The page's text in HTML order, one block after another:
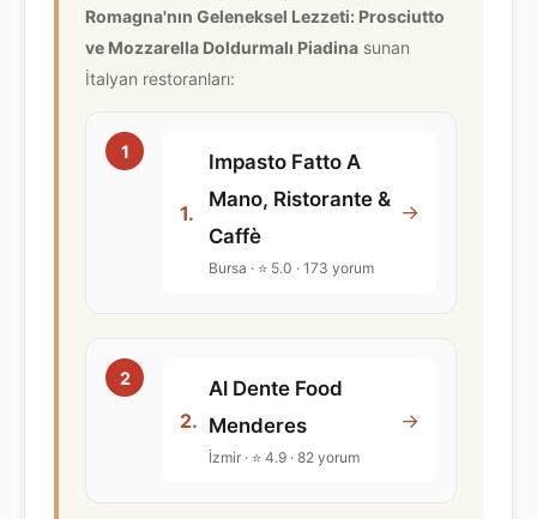
Romagna'nın Geleneksel Lezzeti: Prosciutto
ve Mozzarella Doldurmalı Piadina sunan
İtalyan restoranları:
1.
Impasto Fatto A
Mano, Ristorante &
Caffè
Bursa · ⭐ 5.0 · 173 yorum
→
2.
Al Dente Food
Menderes
İzmir · ⭐ 4.9 · 82 yorum
→